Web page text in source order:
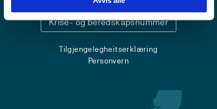
Krise- og beredskapsnummer
Tilgjengelegheitserklæring
Personvern